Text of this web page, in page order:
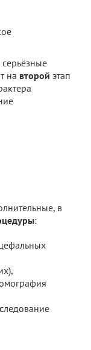
на второй этап
в
: